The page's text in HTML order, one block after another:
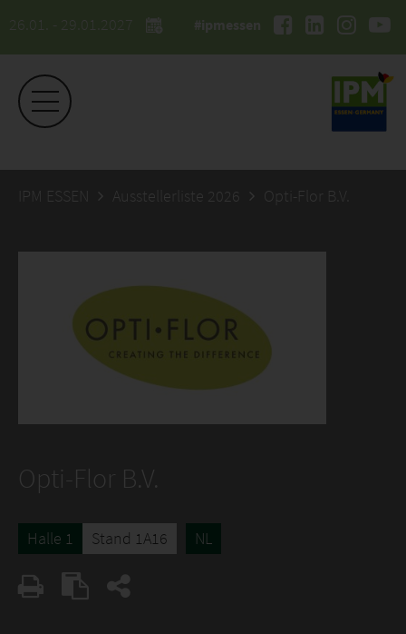
26.01. - 29.01.2027 #ipmessen
IPM ESSEN Ausstellerliste 2026 Opti-Flor B.V.
Opti-Flor B.V.
Halle 1 Stand 1A16 NL